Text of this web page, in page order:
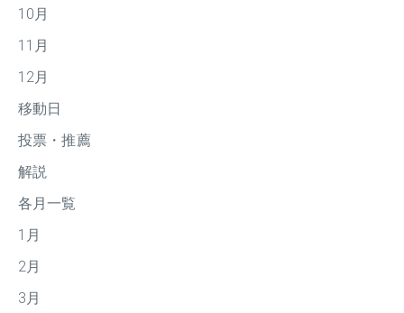
10月
11月
12月
移動日
投票・推薦
解説
各月一覧
1月
2月
3月